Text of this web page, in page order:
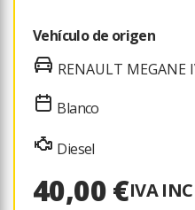
Vehículo de origen
RENAULT
Blanco
Diesel
40,00 €IVA INC